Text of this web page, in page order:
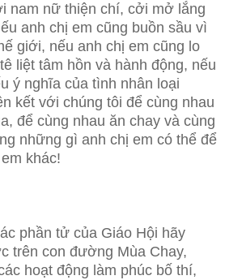
nam nữ thiện chí, cởi mở lắng
anh chị em cũng buồn sầu vì
giới, nếu anh chị em cũng lo
liệt tâm hồn và hành động, nếu
ý nghĩa của tình nhân loại
kết với chúng tôi để cùng nhau
để cùng nhau ăn chay và cùng
những gì anh chị em có thể để
khác!
phần tử của Giáo Hội hãy
trên con đường Mùa Chay,
hoạt động làm phúc bố thí,